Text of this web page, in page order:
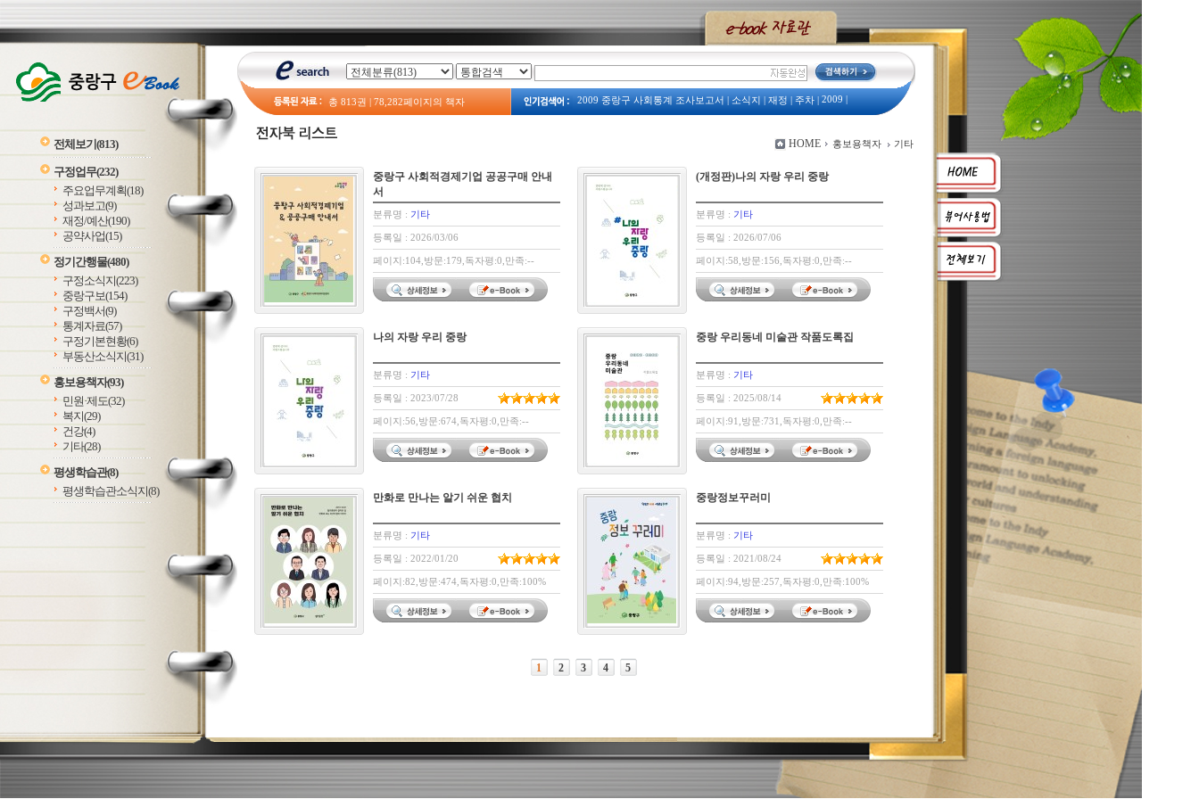
전체보기 (813)
구정업무(232)
주요업무계획(18)
성과보고(9)
재정/예산(190)
공약사업(15)
정기간행물(480)
구정소식지(223)
중랑구보(154)
구정백서(9)
통계자료(57)
구정기본현황(6)
부동산소식지(31)
홍보용책자(93)
민원·제도(32)
복지(29)
건강(4)
기타(28)
평생학습관(8)
평생학습관소식지(8)
총 813권 | 78,282페이지의 책자 2009 중랑구 사회통계 조사보고서 소식지 재정 주차 2009
예산서|
2008 HOME 홍보용책자 기타
중랑구 사회적경제기업 공공구매 안내
서
분류명 : 기타
등록일 : 2026/03/06
페이지:104,방문:179,독자평:0,만족:--
(개정판)나의 자랑 우리 중랑
분류명 : 기타
등록일 : 2026/07/06
페이지:58,방문:156,독자평:0,만족:--
나의 자랑 우리 중랑
분류명 : 기타
등록일 : 2023/07/28
페이지:56,방문:674,독자평:0,만족:--
중랑 우리동네 미술관 작품도록집
분류명 : 기타
등록일 : 2025/08/14
페이지:91,방문:731,독자평:0,만족:--
만화로 만나는 알기 쉬운 협치
분류명 : 기타
등록일 : 2022/01/20
페이지:82,방문:474,독자평:0,만족:100%
중랑정보꾸러미
분류명 : 기타
등록일 : 2021/08/24
페이지:94,방문:257,독자평:0,만족:100%
1 2 3 4 5